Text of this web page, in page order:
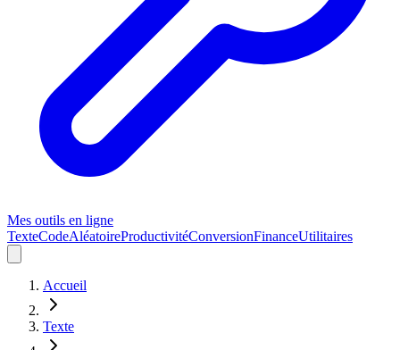
Mes outils en ligne
TexteCodeAléatoireProductivitéConversionFinanceUtilitaires
Accueil
Texte